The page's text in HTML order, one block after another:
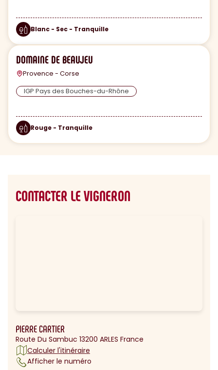
Blanc - Sec - Tranquille
DOMAINE DE BEAUJEU
Provence - Corse
IGP Pays des Bouches-du-Rhône
Rouge - Tranquille
CONTACTER LE VIGNERON
PIERRE CARTIER
Route Du Sambuc 13200 ARLES France
Calculer l'itinéraire
Afficher le numéro